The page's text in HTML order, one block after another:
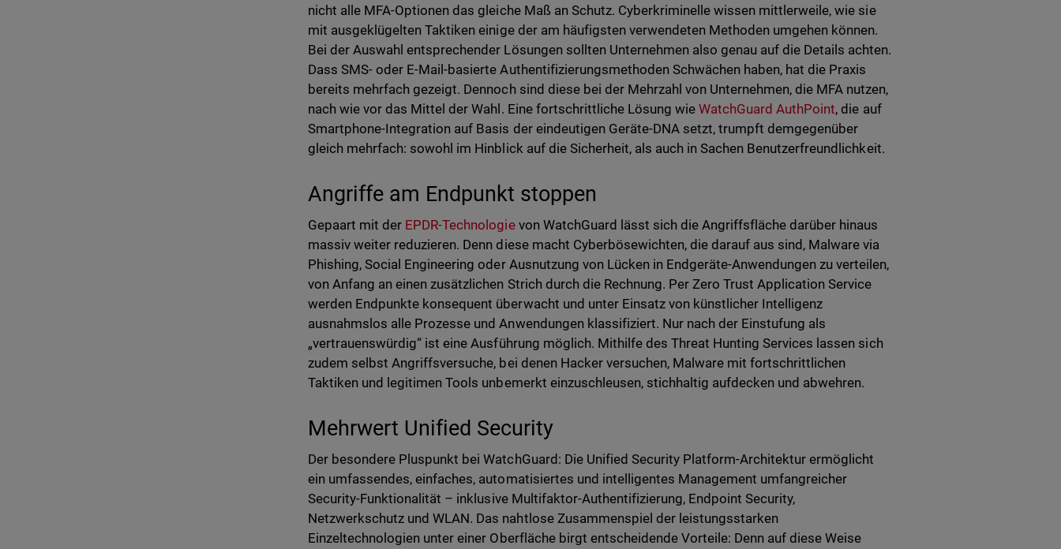
nicht alle MFA-Optionen das gleiche Maß an Schutz. Cyberkriminelle wissen mittlerweile, wie sie
mit ausgeklügelten Taktiken einige der am häufigsten verwendeten Methoden umgehen können.
Bei der Auswahl entsprechender Lösungen sollten Unternehmen also genau auf die Details achten.
Dass SMS- oder E-Mail-basierte Authentifizierungsmethoden Schwächen haben, hat die Praxis
bereits mehrfach gezeigt. Dennoch sind diese bei der Mehrzahl von Unternehmen, die MFA nutzen,
nach wie vor das Mittel der Wahl. Eine fortschrittliche Lösung wieWatchGuard AuthPoint, die auf
Smartphone-Integration auf Basis der eindeutigen Geräte-DNA setzt, trumpft demgegenüber
gleich mehrfach: sowohl im Hinblick auf die Sicherheit, als auch in Sachen Benutzerfreundlichkeit.
Angriffe am Endpunkt stoppen
Gepaart mit der EPDR-Technologievon WatchGuard lässt sich die Angriffsfläche darüber hinaus
massiv weiter reduzieren. Denn diese macht Cyberbösewichten, die darauf aus sind, Malware via
Phishing, Social Engineering oder Ausnutzung von Lücken in Endgeräte-Anwendungen zu verteilen,
von Anfang an einen zusätzlichen Strich durch die Rechnung. Per Zero Trust Application Service
werden Endpunkte konsequent überwacht und unter Einsatz von künstlicher Intelligenz
ausnahmslos alle Prozesse und Anwendungen klassifiziert. Nur nach der Einstufung als
„vertrauenswürdig“ ist eine Ausführung möglich. Mithilfe des Threat Hunting Services lassen sich
zudem selbst Angriffsversuche, bei denen Hacker versuchen, Malware mit fortschrittlichen
Taktiken und legitimen Tools unbemerkt einzuschleusen, stichhaltig aufdecken und abwehren.
Mehrwert Unified Security
Der besondere Pluspunkt bei WatchGuard: Die Unified Security Platform-Architektur ermöglicht
ein umfassendes, einfaches, automatisiertes und intelligentes Management umfangreicher
Security-Funktionalität – inklusive Multifaktor-Authentifizierung, Endpoint Security,
Netzwerkschutz und WLAN. Das nahtlose Zusammenspiel der leistungsstarken
Einzeltechnologien unter einer Oberfläche birgt entscheidende Vorteile: Denn auf diese Weise